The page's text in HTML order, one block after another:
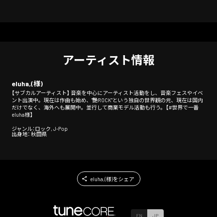
アーティスト情報
eluha,(様)
【サブカルアーティスト】 音楽を中心にアーティスト活動をし、音楽フェスやイベ
ント出演中。現在は作曲も始め、"艶ROCK"という独自の世界観の元、現在は国内
だけでなく、海外へも展開中。並行して商業モデル活動も行う。【#世界で一番
eluha様】
ジャンル：ロック, J-Pop
出身地： 秋田県
eluha,(様)をシェア
EN JP